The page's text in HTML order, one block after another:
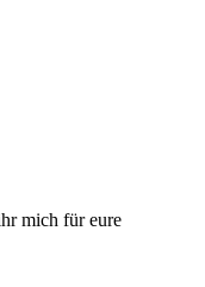
mich für eure